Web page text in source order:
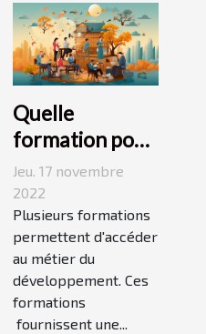
Quelle
formation pour
travailler dans
le
développement
durable ?
Jeu. 17 novembre
2022
Plusieurs formations
permettent d'accéder
au métier du
développement. Ces
formations
fournissent une...